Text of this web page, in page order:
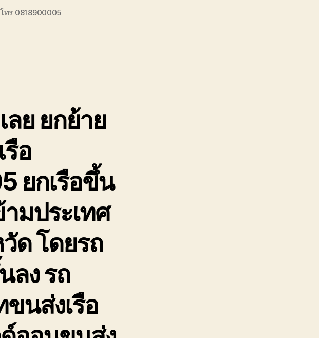
โทร 0818900005
ลย ยกย้าย
รือ
ยกเรือขึ้น
มประเทศ
ด โดยรถ
ลง รถ
นส่งเรือ